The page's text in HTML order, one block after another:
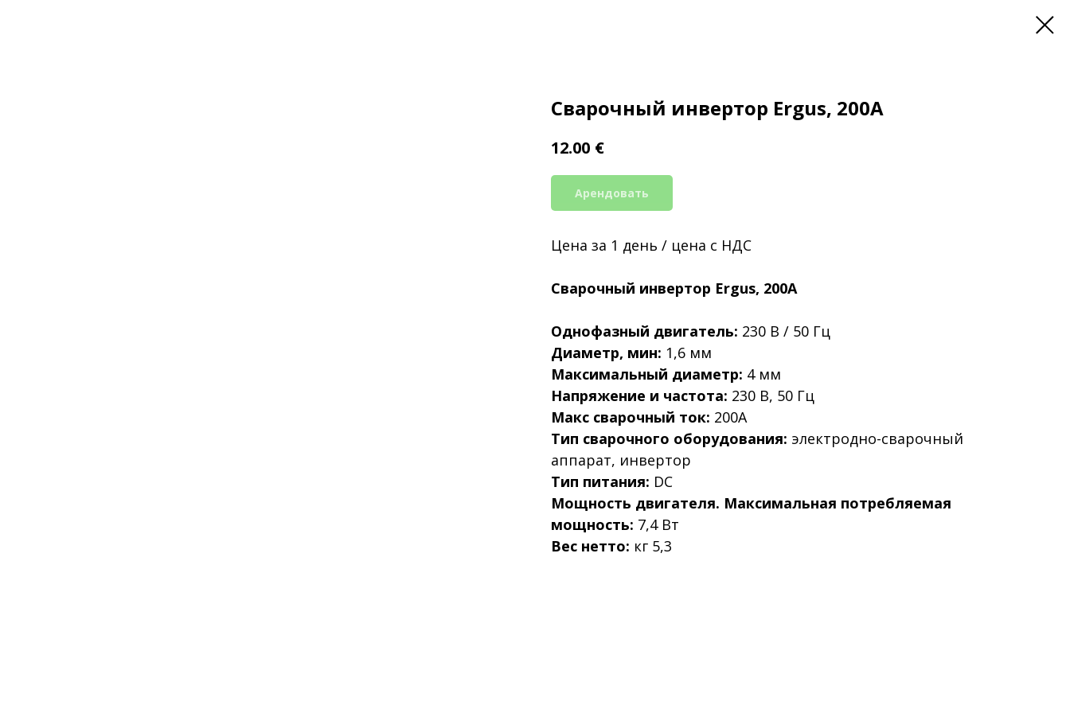
Сварочный инвертор Ergus, 200А
12.00 €
Арендовать
Цена за 1 день / цена с НДС
Сварочный инвертор Ergus, 200А
Однофазный двигатель: 230 В / 50 Гц
Диаметр, мин: 1,6 мм
Максимальный диаметр: 4 мм
Напряжение и частота: 230 В, 50 Гц
Макс сварочный ток: 200А
Тип сварочного оборудования: электродно-сварочный
аппарат, инвертор
Тип питания: DC
Мощность двигателя. Максимальная потребляемая
мощность: 7,4 Вт
Вес нетто: кг 5,3